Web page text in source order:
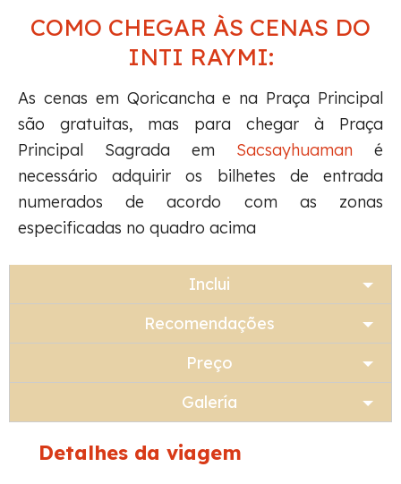
COMO CHEGAR ÀS CENAS DO
INTI RAYMI:
As cenas em Qoricancha e na Praça Principal
são gratuitas, mas para chegar à Praça
Principal Sagrada em Sacsayhuaman é
necessário adquirir os bilhetes de entrada
numerados de acordo com as zonas
especificadas no quadro acima
Inclui
Recomendações
Preço
Galería
Detalhes da viagem